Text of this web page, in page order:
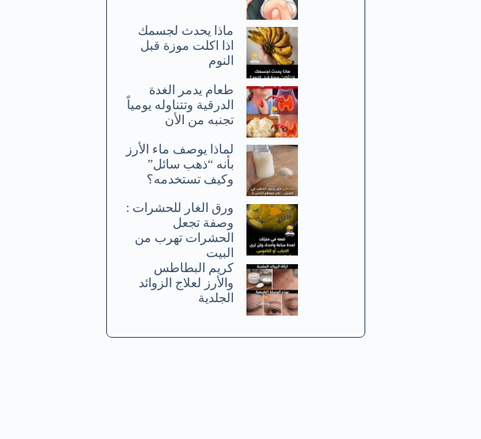
ماذا يحدث لجسمك
اذا اكلت موزة قبل
النوم
طعام يدمر الغدة
الدرقية وتتناوله يومياً
تجنبه من الأن
لماذا يوصف ماء الأرز
بأنه “ذهب سائل”
وكيف تستخدمه؟
ورق الغار للحشرات :
وصفة تجعل
الحشرات تهرب من
البيت
كريم البطاطس
والأرز لعلاج الزوائد
الجلدية